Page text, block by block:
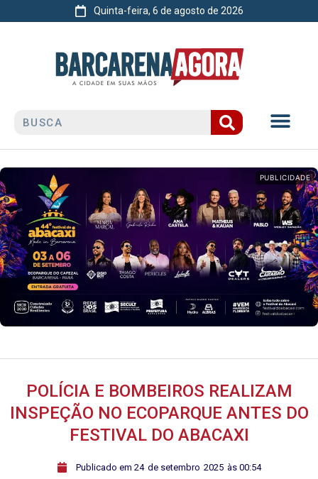
Quinta-feira, 6 de agosto de 2026
PUBLICIDADE
POLÍCIA E BOMBEIROS REALIZAM
INSPEÇÃO NO ECOPARQUE ANTES DO
FESTIVAL DO ABACAXI
ﾠPublicado em 24 de setembro 2025 às 00:54